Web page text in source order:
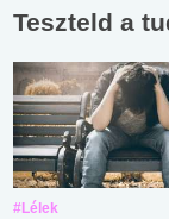
Teszteld a
#Lélek